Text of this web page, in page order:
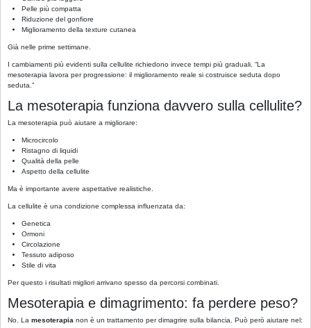
Pelle più compatta
Riduzione del gonfiore
Miglioramento della texture cutanea
Già nelle prime settimane.
I cambiamenti più evidenti sulla cellulite richiedono invece tempi più graduali. “La
mesoterapia lavora per progressione: il miglioramento reale si costruisce seduta dopo
seduta.”
La mesoterapia funziona davvero sulla cellulite?
La mesoterapia può aiutare a migliorare:
Microcircolo
Ristagno di liquidi
Qualità della pelle
Aspetto della cellulite
Ma è importante avere aspettative realistiche.
La cellulite è una condizione complessa influenzata da:
Genetica
Ormoni
Circolazione
Tessuto adiposo
Stile di vita
Per questo i risultati migliori arrivano spesso da percorsi combinati.
Mesoterapia e dimagrimento: fa perdere peso?
No. La mesoterapia non è un trattamento per dimagrire sulla bilancia. Può però aiutare nel: